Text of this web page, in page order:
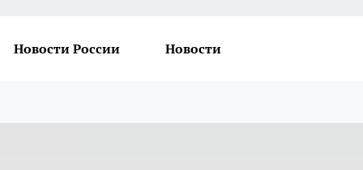
Новости России Новости